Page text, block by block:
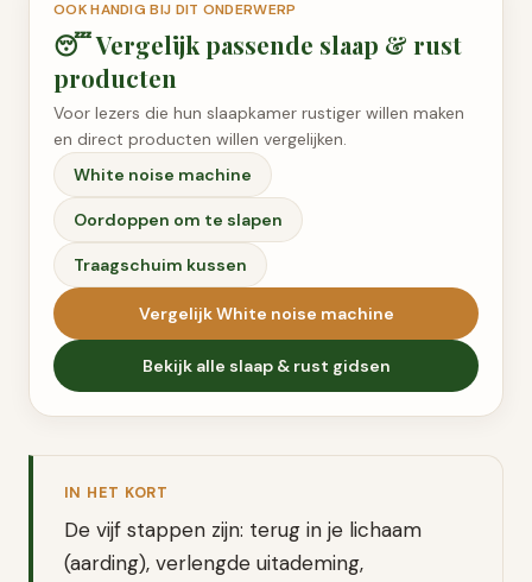
OOK HANDIG BIJ DIT ONDERWERP
😴Vergelijk passende slaap & rust
producten
Voor lezers die hun slaapkamer rustiger willen maken
en direct producten willen vergelijken.
White noise machine
Oordoppen om te slapen
Traagschuim kussen
VergelijkWhite noise machine
Bekijk alle slaap & rust gidsen
IN HET KORT
De vijf stappen zijn: terug in je lichaam
(aarding), verlengde uitademing,